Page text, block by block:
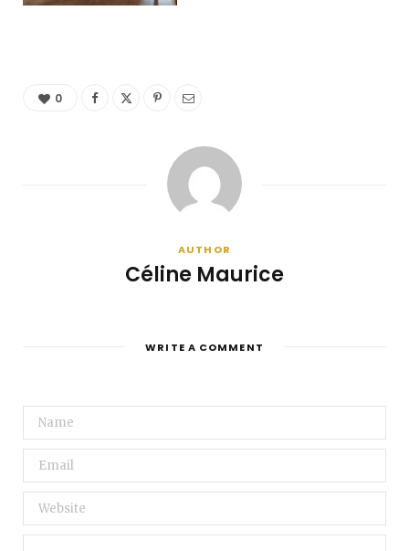
0
AUTHOR
Céline Maurice
WRITE A COMMENT